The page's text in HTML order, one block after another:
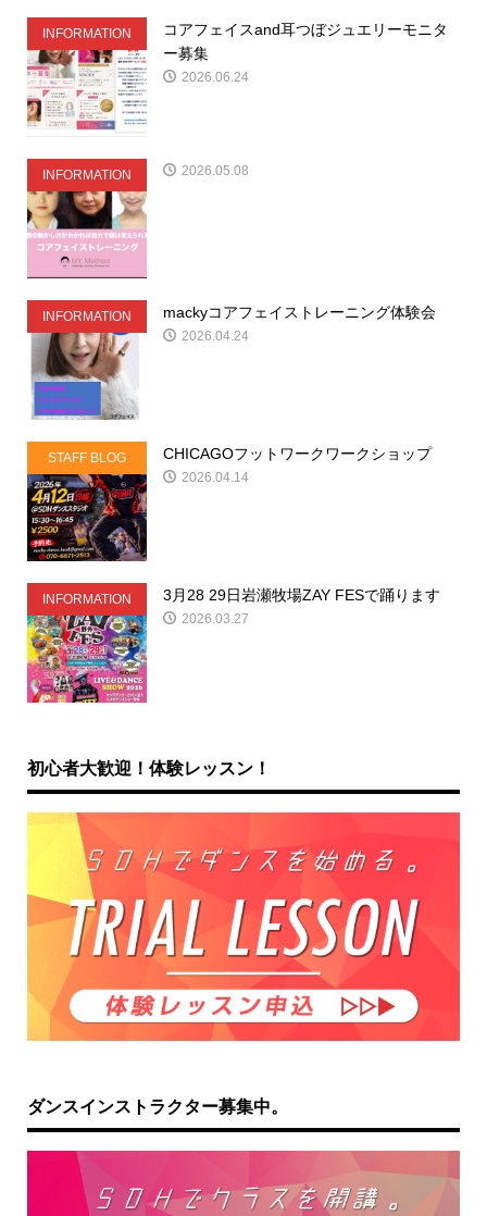
INFORMATION
コアフェイスand耳つぼジュエリーモニタ
ー募集
2026.06.24
INFORMATION 2026.05.08
INFORMATION mackyコアフェイストレーニング体験会
2026.04.24
STAFF BLOG CHICAGOフットワークワークショップ
2026.04.14
INFORMATION 3月28 29日岩瀬牧場ZAY FESで踊ります
2026.03.27
初心者大歓迎！体験レッスン！
ダンスインストラクター募集中。